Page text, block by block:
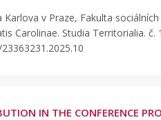
Karlova v Praze, Fakulta
Carolinae. Studia Territorialia.
IN THE CONFERENCE